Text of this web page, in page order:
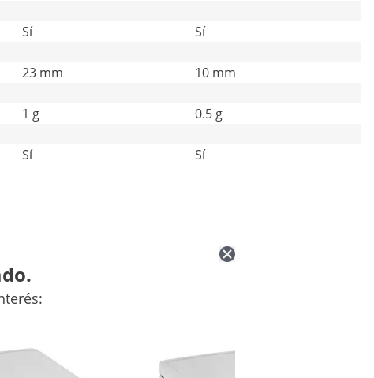
Sí
Sí
23 mm
10 mm
1 g
0.5 g
Sí
Sí